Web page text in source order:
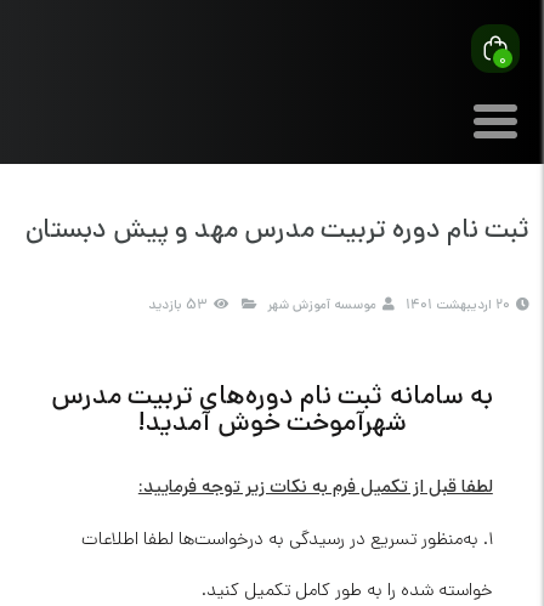
0
ثبت نام دوره‌ تربیت مدرس مهد و پیش دبستان
20 اردیبهشت 1401 موسسه آموزش شهر 53 بازدید
به سامانه ثبت نام دوره‌های تربیت مدرس
شهرآموخت خوش آمدید!
لطفا قبل از تکمیل فرم به نکات زیر توجه فرمایید:
1. به‌منظور تسریع در رسیدگی به درخواست‌ها لطفا اطلاعات
خواسته شده را به طور کامل تکمیل کنید.